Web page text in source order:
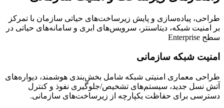
طراحی، پیاده‌سازی و پایش زیرساخت‌های حیاتی سازمان با تمرکز
بر امنیت شبکه، دیتاسنتر، سرویس‌های ابری و سامانه‌های حیاتی در
سطح Enterprise
امنیت شبکه سازمانی
طراحی معماری امنیتی شبکه شامل بخش‌بندی هوشمند، دیواره‌های
آتش نسل جدید، سیستم‌های تشخیص/جلوگیری نفوذ و کنترل
دسترسی برای حفاظت یکپارچه از زیرساخت‌های سازمانی.